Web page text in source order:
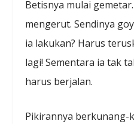
Betisnya mulai
mengerut. Sendinya
ia lakukan? Harus
lagi! Sementara ia tak
harus berjalan.
Pikirannya berkunang-